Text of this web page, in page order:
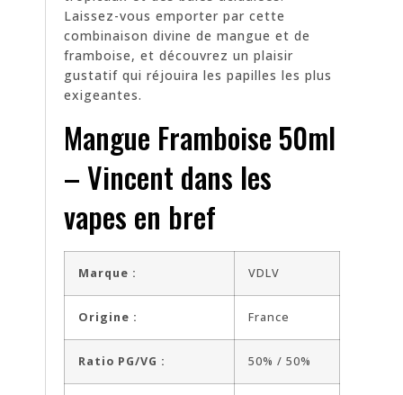
Laissez-vous emporter par cette
combinaison divine de mangue et de
framboise, et découvrez un plaisir
gustatif qui réjouira les papilles les plus
exigeantes.
Mangue Framboise 50ml
– Vincent dans les
vapes en bref
Marque : VDLV
Origine : France
Ratio PG/VG : 50% / 50%